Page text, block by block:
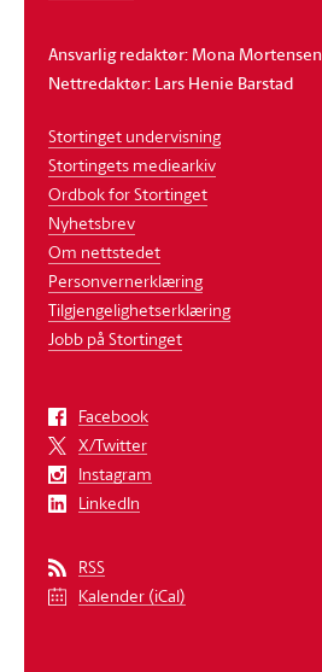
Ansvarlig redaktør: Mona
Nettredaktør: Lars Henie Barstad
Stortinget undervisning
Stortingets mediearkiv
Ordbok for Stortinget
Nyhetsbrev
Om nettstedet
Personvernerklæring
Tilgjengelighetserklæring
Jobb på Stortinget
Facebook
X/Twitter
Instagram
LinkedIn
RSS
Kalender (iCal)